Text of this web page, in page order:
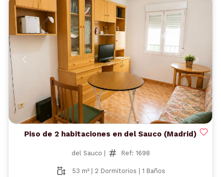
Anterior
Piso de 2 habitaciones en del Sauco (Madrid)
del Sauco | Ref: 1698
53 m² | 2 Dormitorios | 1 Baños